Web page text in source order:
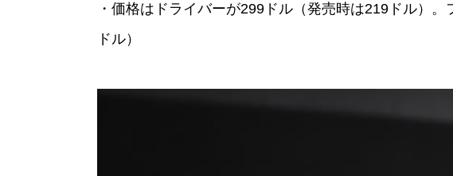
・価格はドライバーが299ドル（発売時は219ドル）
ドル）